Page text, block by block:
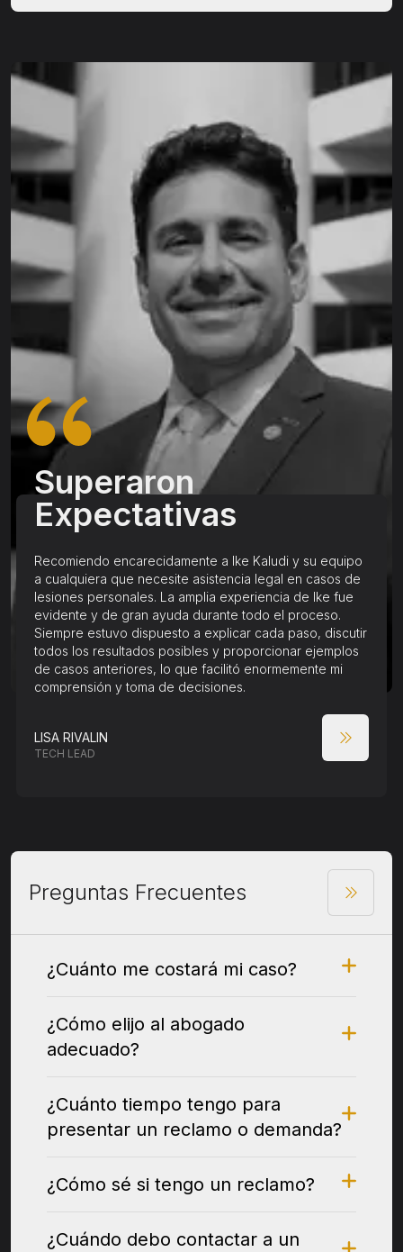
Superaron
Expectativas
Recomiendo encarecidamente a Ike Kaludi y su equipo
a cualquiera que necesite asistencia legal en casos de
lesiones personales. La amplia experiencia de Ike fue
evidente y de gran ayuda durante todo el proceso.
Siempre estuvo dispuesto a explicar cada paso, discutir
todos los resultados posibles y proporcionar ejemplos
de casos anteriores, lo que facilitó enormemente mi
comprensión y toma de decisiones.
LISA RIVALIN
TECH LEAD
Preguntas Frecuentes
¿Cuánto me costará mi caso?
¿Cómo elijo al abogado
adecuado?
¿Cuánto tiempo tengo para
presentar un reclamo o demanda?
¿Cómo sé si tengo un reclamo?
¿Cuándo debo contactar a un